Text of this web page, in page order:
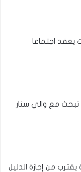
يعقد اجتماعا
تبحث مع والي سنار
من إجازة الدليل